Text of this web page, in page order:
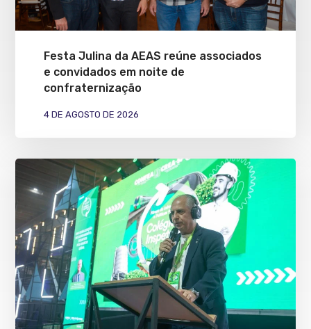
Festa Julina da AEAS reúne associados
e convidados em noite de
confraternização
4 DE AGOSTO DE 2026